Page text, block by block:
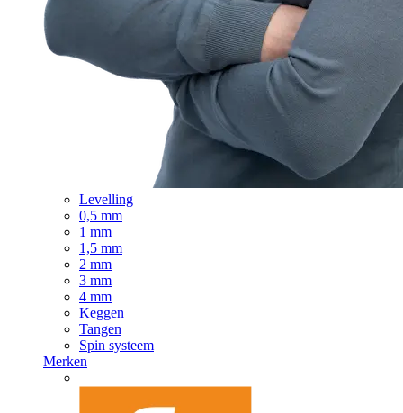
Levelling
0,5 mm
1 mm
1,5 mm
2 mm
3 mm
4 mm
Keggen
Tangen
Spin systeem
Merken